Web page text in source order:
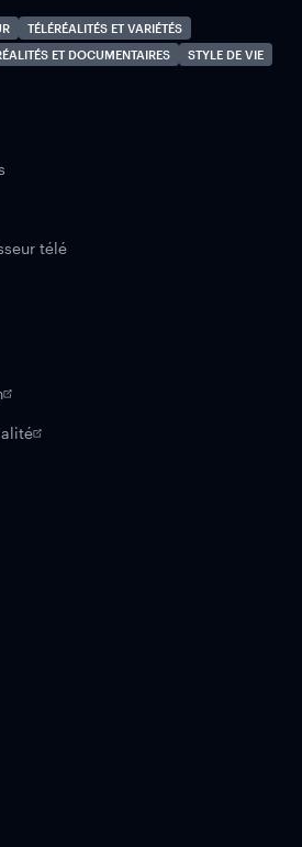
TÉLÉRÉALITÉS ET VARIÉTÉS
ET DOCUMENTAIRES
STYLE DE VIE
télé